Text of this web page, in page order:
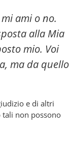
ami o no.
alla Mia
mio. Voi
ma da quello
e di altri
tali non possono